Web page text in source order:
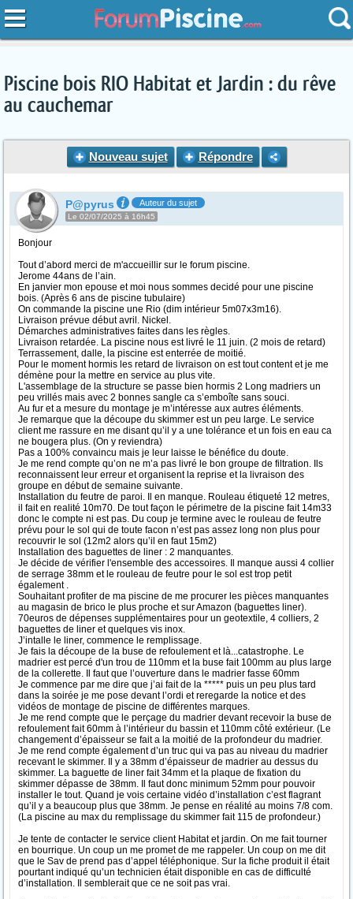
Piscine bois RIO Habitat et Jardin : du rêve
au cauchemar
Nouveau sujet Répondre
P@pyrus Auteur du sujet
Le 02/07/2025 à 16h45
Bonjour
Tout d’abord merci de m'accueillir sur le forum piscine.
Jerome 44ans de l’ain.
En janvier mon epouse et moi nous sommes decidé pour une piscine
bois. (Après 6 ans de piscine tubulaire)
On commande la piscine une Rio (dim intérieur 5m07x3m16).
Livraison prévue début avril. Nickel.
Démarches administratives faites dans les règles.
Livraison retardée. La piscine nous est livré le 11 juin. (2 mois de retard)
Terrassement, dalle, la piscine est enterrée de moitié.
Pour le moment hormis les retard de livraison on est tout content et je me
démène pour la mettre en service au plus vite.
L'assemblage de la structure se passe bien hormis 2 Long madriers un
peu vrillés mais avec 2 bonnes sangle ca s’emboîte sans souci.
Au fur et a mesure du montage je m’intéresse aux autres éléments.
Je remarque que la découpe du skimmer est un peu large. Le service
client me rassure en me disant qu’il y a une tolérance et un fois en eau ca
ne bougera plus. (On y reviendra)
Pas a 100% convaincu mais je leur laisse le bénéfice du doute.
Je me rend compte qu’on ne m’a pas livré le bon groupe de filtration. Ils
reconnaissent leur erreur et organisent la reprise et la livraison des
groupe en début de semaine suivante.
Installation du feutre de paroi. Il en manque. Rouleau étiqueté 12 metres,
il fait en realité 10m70. De tout façon le périmetre de la piscine fait 14m33
donc le compte ni est pas. Du coup je termine avec le rouleau de feutre
prévu pour le sol qui de toute facon n’est pas assez long non plus pour
recouvrir le sol (12m2 alors qu’il en faut 15m2)
Installation des baguettes de liner : 2 manquantes.
Je décide de vérifier l'ensemble des accessoires. Il manque aussi 4 collier
de serrage 38mm et le rouleau de feutre pour le sol est trop petit
également .
Souhaitant profiter de ma piscine de me procurer les pièces manquantes
au magasin de brico le plus proche et sur Amazon (baguettes liner).
70euros de dépenses supplémentaires pour un geotextile, 4 colliers, 2
baguettes de liner et quelques vis inox.
J’intalle le liner, commence le remplissage.
Je fais la découpe de la buse de refoulement et là...catastrophe. Le
madrier est percé d'un trou de 110mm et la buse fait 100mm au plus large
de la collerette. Il faut que l’ouverture dans le madrier fasse 60mm
Je commence par me dire que j’ai fait de la ***** puis un peu plus tard
dans la soirée je me pose devant l’ordi et reregarde la notice et des
vidéos de montage de piscine de différentes marques.
Je me rend compte que le perçage du madrier devant recevoir la buse de
refoulement fait 60mm à l’intérieur du bassin et 110mm côté extérieur. (Le
changement d’épaisseur se fait a la moitié de la profondeur du madrier.
Je me rend compte également d’un truc qui va pas au niveau du madrier
recevant le skimmer. Il y a 38mm d’épaisseur de madrier au dessus du
skimmer. La baguette de liner fait 34mm et la plaque de fixation du
skimmer dépasse de 38mm. Il faut donc minimum 52mm pour pouvoir
installer le tout. Quand je vois certaine vidéo d’installation c’est flagrant
qu’il y a beaucoup plus que 38mm. Je pense en réalité au moins 7/8 com.
(La piscine au max du remplissage du skimmer fait 115 de profondeur.)
Je tente de contacter le service client Habitat et jardin. On me fait tourner
en bourrique. Un coup un me promet de me rappeler. Un coup on me dit
que le Sav de prend pas d’appel téléphonique. Sur la fiche produit il était
pourtant indiqué qu’un technicien était disponible en cas de difficulté
d’installation. Il semblerait que ce ne soit pas vrai.